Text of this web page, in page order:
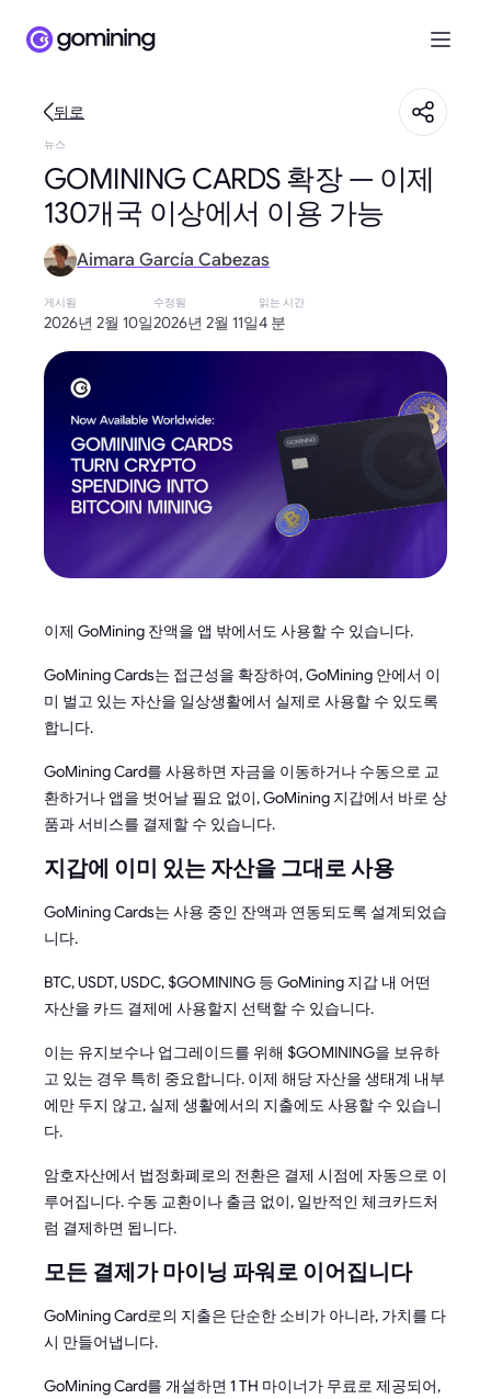
뒤로
뉴스
GOMINING CARDS 확장 — 이제
130개국 이상에서 이용 가능
Aimara García Cabezas
게시됨
2026년 2월 10일
수정됨
2026년 2월 11일
읽는 시간
4 분
이제 GoMining 잔액을 앱 밖에서도 사용할 수 있습니다.
GoMining Cards는 접근성을 확장하여, GoMining 안에서 이
미 벌고 있는 자산을 일상생활에서 실제로 사용할 수 있도록
합니다.
GoMining Card를 사용하면 자금을 이동하거나 수동으로 교
환하거나 앱을 벗어날 필요 없이, GoMining 지갑에서 바로 상
품과 서비스를 결제할 수 있습니다.
지갑에 이미 있는 자산을 그대로 사용
GoMining Cards는 사용 중인 잔액과 연동되도록 설계되었습
니다.
BTC, USDT, USDC, $GOMINING 등 GoMining 지갑 내 어떤
자산을 카드 결제에 사용할지 선택할 수 있습니다.
이는 유지보수나 업그레이드를 위해 $GOMINING을 보유하
고 있는 경우 특히 중요합니다. 이제 해당 자산을 생태계 내부
에만 두지 않고, 실제 생활에서의 지출에도 사용할 수 있습니
다.
암호자산에서 법정화폐로의 전환은 결제 시점에 자동으로 이
루어집니다. 수동 교환이나 출금 없이, 일반적인 체크카드처
럼 결제하면 됩니다.
모든 결제가 마이닝 파워로 이어집니다
GoMining Card로의 지출은 단순한 소비가 아니라, 가치를 다
시 만들어냅니다.
GoMining Card를 개설하면 1 TH 마이너가 무료로 제공되어,